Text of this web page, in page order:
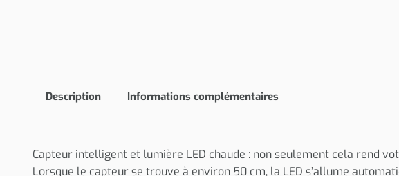
Description Informations complémentaires
Capteur intelligent et lumière LED chaude : non seulement cela rend
Lorsque le capteur se trouve à environ 50 cm, la LED s’allume